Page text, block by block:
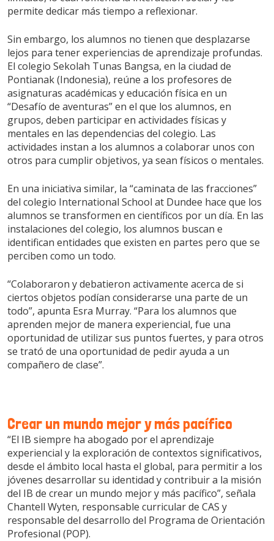
permite dedicar más tiempo a reflexionar.
Sin embargo, los alumnos no tienen que desplazarse
lejos para tener experiencias de aprendizaje profundas.
El colegio Sekolah Tunas Bangsa, en la ciudad de
Pontianak (Indonesia), reúne a los profesores de
asignaturas académicas y educación física en un
“Desafío de aventuras” en el que los alumnos, en
grupos, deben participar en actividades físicas y
mentales en las dependencias del colegio. Las
actividades instan a los alumnos a colaborar unos con
otros para cumplir objetivos, ya sean físicos o mentales.
En una iniciativa similar, la “caminata de las fracciones”
del colegio International School at Dundee hace que los
alumnos se transformen en científicos por un día. En las
instalaciones del colegio, los alumnos buscan e
identifican entidades que existen en partes pero que se
perciben como un todo.
“Colaboraron y debatieron activamente acerca de si
ciertos objetos podían considerarse una parte de un
todo”, apunta Esra Murray. “Para los alumnos que
aprenden mejor de manera experiencial, fue una
oportunidad de utilizar sus puntos fuertes, y para otros
se trató de una oportunidad de pedir ayuda a un
compañero de clase”.
Crear un mundo mejor y más pacífico
“El IB siempre ha abogado por el aprendizaje
experiencial y la exploración de contextos significativos,
desde el ámbito local hasta el global, para permitir a los
jóvenes desarrollar su identidad y contribuir a la misión
del IB de crear un mundo mejor y más pacífico”, señala
Chantell Wyten, responsable curricular de CAS y
responsable del desarrollo del Programa de Orientación
Profesional (POP).